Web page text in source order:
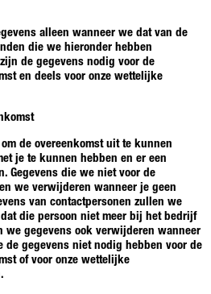
alleen wanneer we dat van de
die we hieronder hebben
de gegevens nodig voor de
en deels voor onze wettelijke
de overeenkomst uit te kunnen
je te kunnen hebben en er een
Gegevens die we niet voor de
we verwijderen wanneer je geen
van contactpersonen zullen we
die persoon niet meer bij het bedrijf
we gegevens ook verwijderen wanneer
de gegevens niet nodig hebben voor de
of voor onze wettelijke